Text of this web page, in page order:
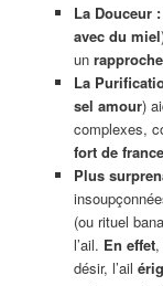
La Douceur :
avec du miel
un
La
sel amour)
complexes,
fort de france
Plus
(ou rituel
l’ail. En effet,
désir, l’ail